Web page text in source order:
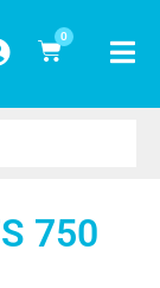
0
750